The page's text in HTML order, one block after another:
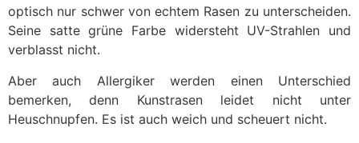
optisch nur schwer von echtem Rasen zu unterscheiden.
Seine satte grüne Farbe widersteht UV-Strahlen und
verblasst nicht.
Aber auch Allergiker werden einen Unterschied
bemerken, denn Kunstrasen leidet nicht unter
Heuschnupfen. Es ist auch weich und scheuert nicht.